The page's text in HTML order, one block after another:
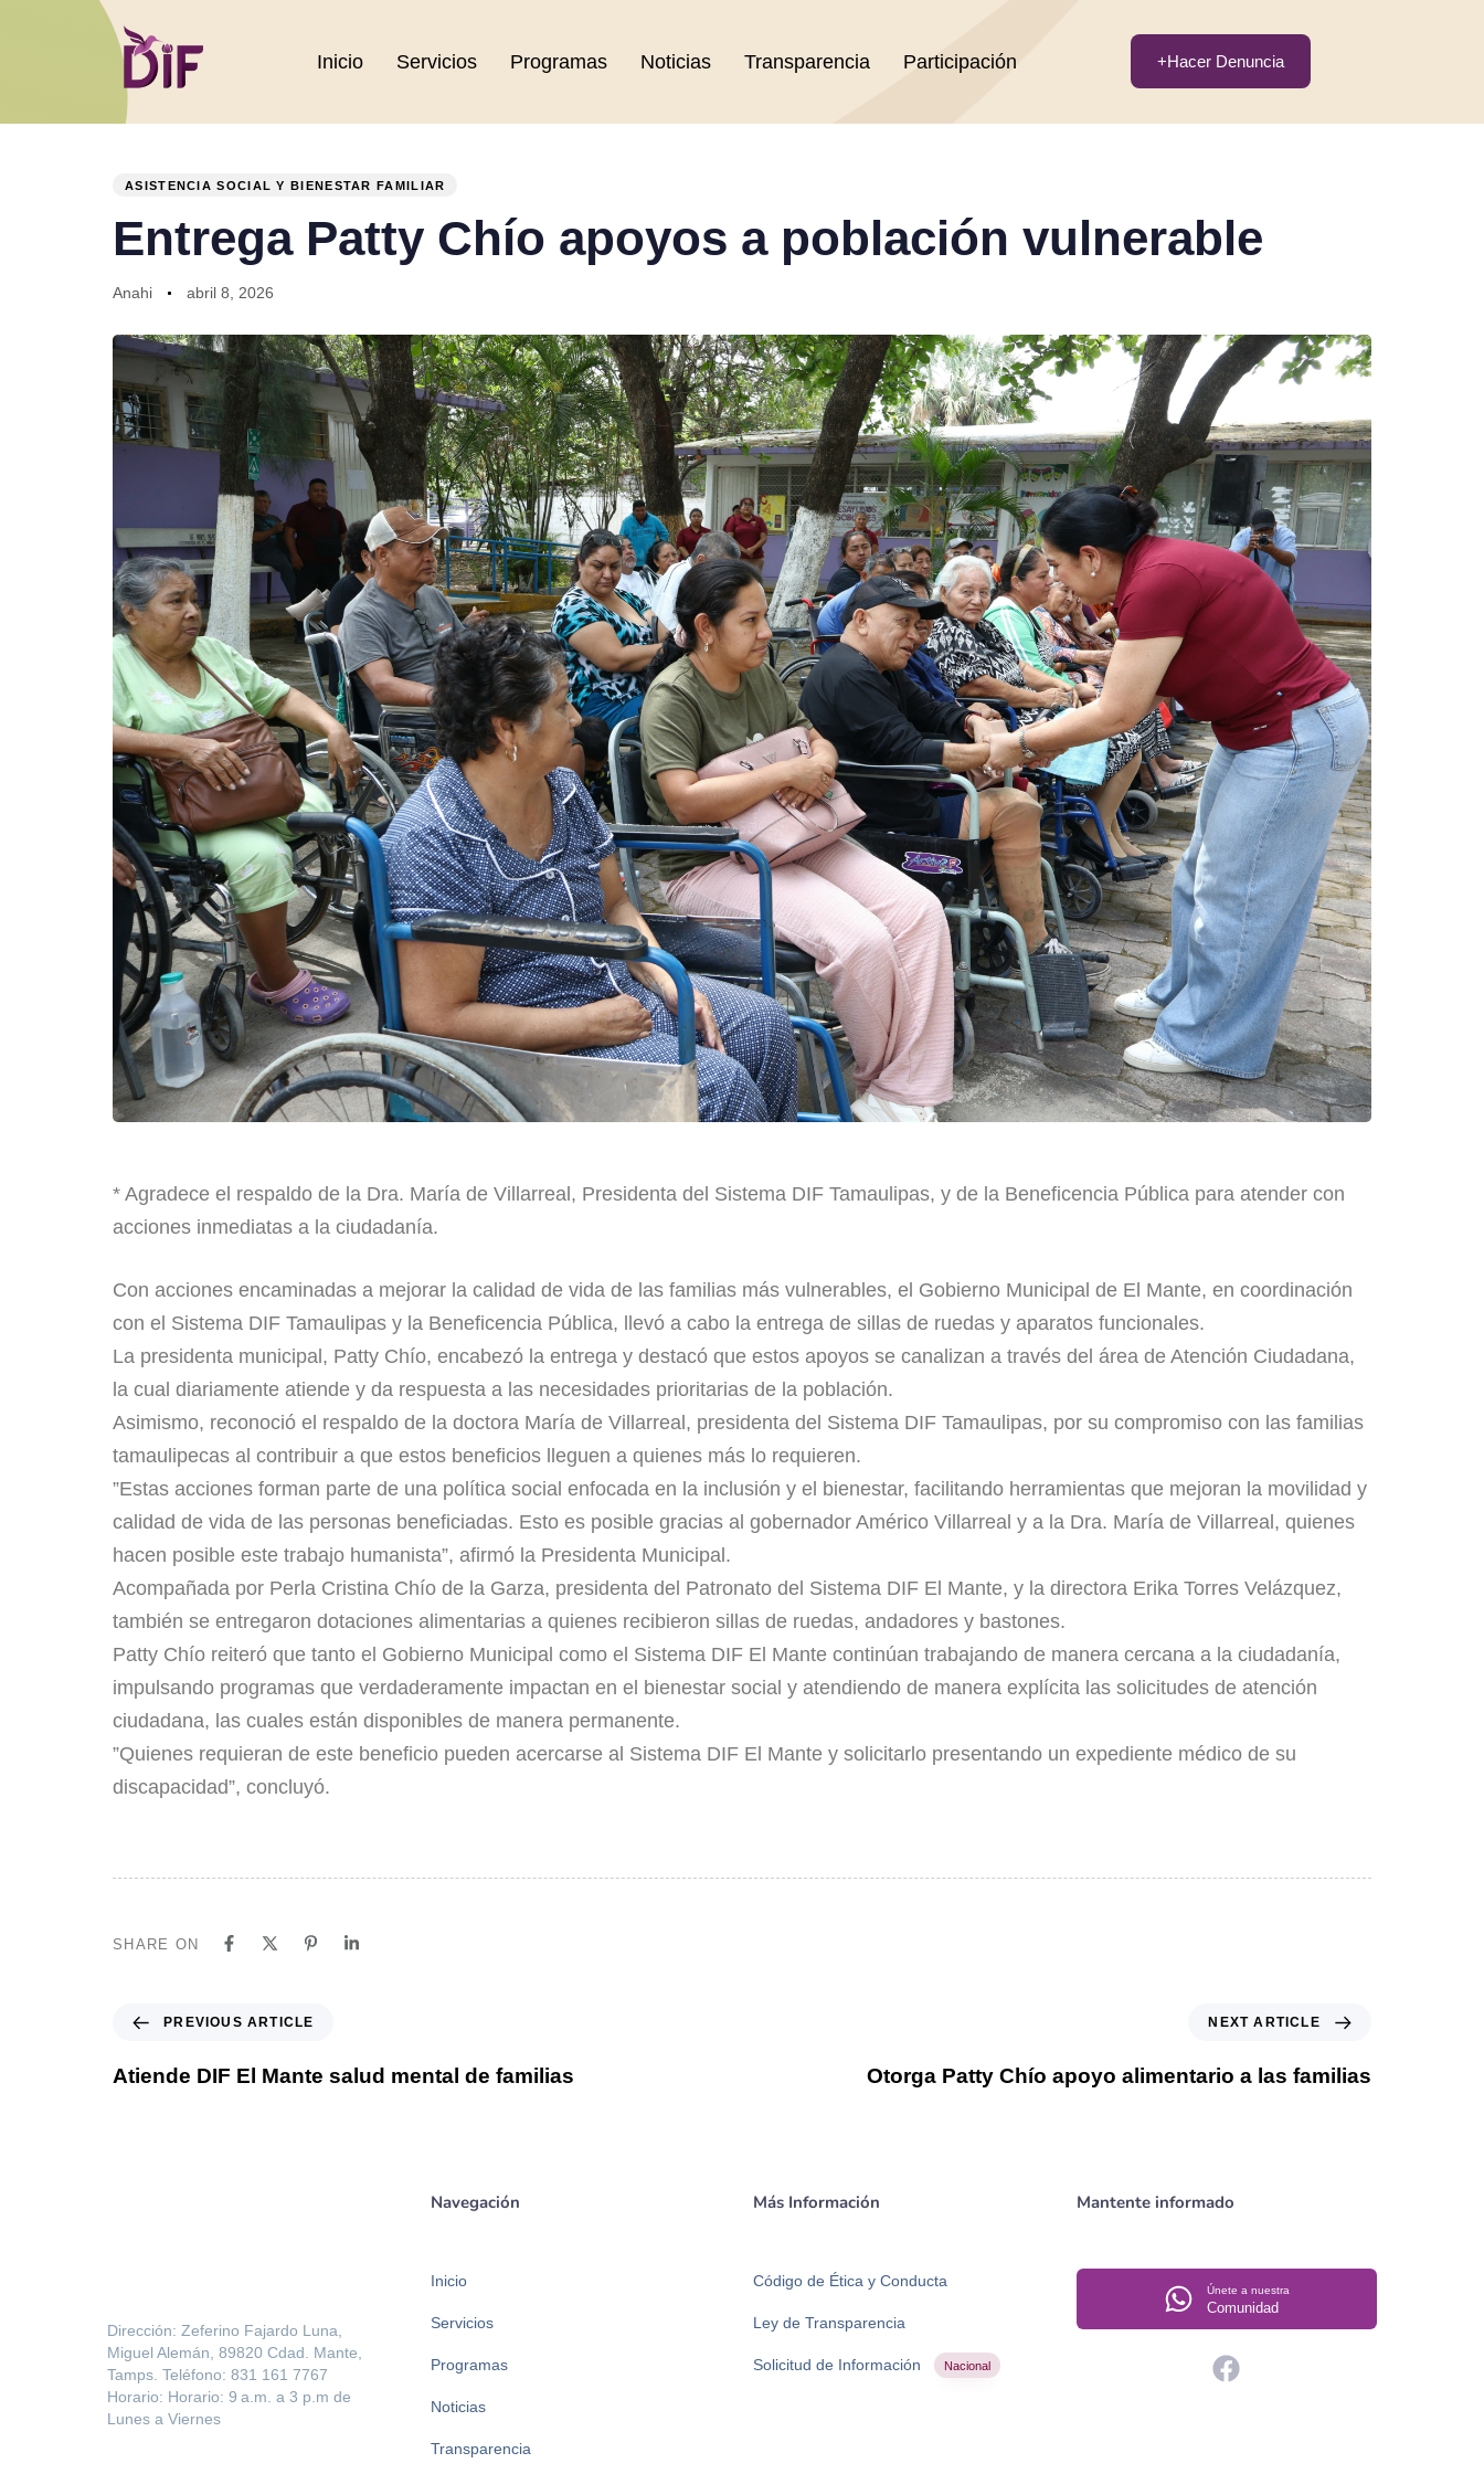
Inicio Servicios Programas Noticias Transparencia Participación +Hacer Denuncia
ASISTENCIA SOCIAL Y BIENESTAR FAMILIAR
Entrega Patty Chío apoyos a población vulnerable
Anahi abril 8, 2026
​* Agradece el respaldo de la Dra. María de Villarreal, Presidenta del Sistema DIF Tamaulipas, y de la Beneficencia Pública para atender con
acciones inmediatas a la ciudadanía.
​Con acciones encaminadas a mejorar la calidad de vida de las familias más vulnerables, el Gobierno Municipal de El Mante, en coordinación
con el Sistema DIF Tamaulipas y la Beneficencia Pública, llevó a cabo la entrega de sillas de ruedas y aparatos funcionales.
​La presidenta municipal, Patty Chío, encabezó la entrega y destacó que estos apoyos se canalizan a través del área de Atención Ciudadana,
la cual diariamente atiende y da respuesta a las necesidades prioritarias de la población.
​Asimismo, reconoció el respaldo de la doctora María de Villarreal, presidenta del Sistema DIF Tamaulipas, por su compromiso con las familias
tamaulipecas al contribuir a que estos beneficios lleguen a quienes más lo requieren.
​”Estas acciones forman parte de una política social enfocada en la inclusión y el bienestar, facilitando herramientas que mejoran la movilidad y
calidad de vida de las personas beneficiadas. Esto es posible gracias al gobernador Américo Villarreal y a la Dra. María de Villarreal, quienes
hacen posible este trabajo humanista”, afirmó la Presidenta Municipal.
​Acompañada por Perla Cristina Chío de la Garza, presidenta del Patronato del Sistema DIF El Mante, y la directora Erika Torres Velázquez,
también se entregaron dotaciones alimentarias a quienes recibieron sillas de ruedas, andadores y bastones.
​Patty Chío reiteró que tanto el Gobierno Municipal como el Sistema DIF El Mante continúan trabajando de manera cercana a la ciudadanía,
impulsando programas que verdaderamente impactan en el bienestar social y atendiendo de manera explícita las solicitudes de atención
ciudadana, las cuales están disponibles de manera permanente.
​”Quienes requieran de este beneficio pueden acercarse al Sistema DIF El Mante y solicitarlo presentando un expediente médico de su
discapacidad”, concluyó.
SHARE ON
PREVIOUS ARTICLE
Atiende DIF El Mante salud mental de familias
NEXT ARTICLE
Otorga Patty Chío apoyo alimentario a las familias
Dirección: Zeferino Fajardo Luna,
Miguel Alemán, 89820 Cdad. Mante,
Tamps. Teléfono: 831 161 7767
Horario: Horario: 9 a.m. a 3 p.m de
Lunes a Viernes
Navegación
Inicio
Servicios
Programas
Noticias
Transparencia
Más Información
Código de Ética y Conducta
Ley de Transparencia
Solicitud de Información Nacional
Mantente informado
Únete a nuestra
Comunidad